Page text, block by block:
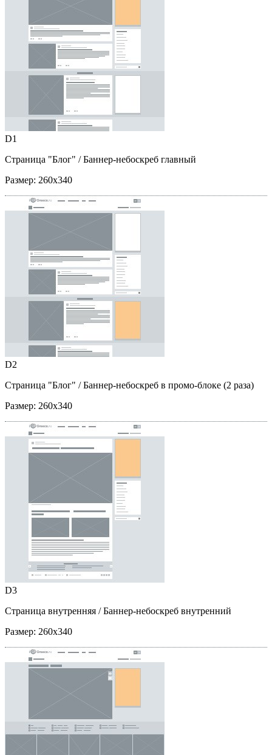
D1
Страница "Блог" / Баннер-небоскреб главный
Размер: 260x340
D2
Страница "Блог" / Баннер-небоскреб в промо-блоке (2 раза)
Размер: 260x340
D3
Страница внутренняя / Баннер-небоскреб внутренний
Размер: 260x340